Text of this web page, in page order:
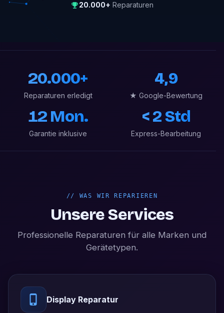
20.000+ Reparaturen
20.000+
Reparaturen erledigt
4,9
★ Google-Bewertung
12 Mon.
Garantie inklusive
< 2 Std
Express-Bearbeitung
// WAS WIR REPARIEREN
Unsere Services
Professionelle Reparaturen für alle Marken und
Gerätetypen.
Display Reparatur